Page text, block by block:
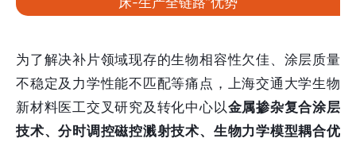
为了解决补片领域现存的生物相容性欠佳、涂层质量
不稳定及力学性能不匹配等痛点，上海交通大学生物
新材料医工交叉研究及转化中心以金属掺杂复合涂层
技术、分时调控磁控溅射技术、生物力学模型耦合优